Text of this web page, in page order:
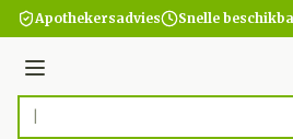
Ga naar de inhoud
Apothekersadvies Snelle
Menu
Product, merk, categorie...